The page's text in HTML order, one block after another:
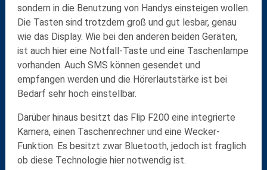
sondern in die Benutzung von Handys einsteigen wollen.
Die Tasten sind trotzdem groß und gut lesbar, genau
wie das Display. Wie bei den anderen beiden Geräten,
ist auch hier eine Notfall-Taste und eine Taschenlampe
vorhanden. Auch SMS können gesendet und
empfangen werden und die Hörerlautstärke ist bei
Bedarf sehr hoch einstellbar.
Darüber hinaus besitzt das Flip F200 eine integrierte
Kamera, einen Taschenrechner und eine Wecker-
Funktion. Es besitzt zwar Bluetooth, jedoch ist fraglich
ob diese Technologie hier notwendig ist.